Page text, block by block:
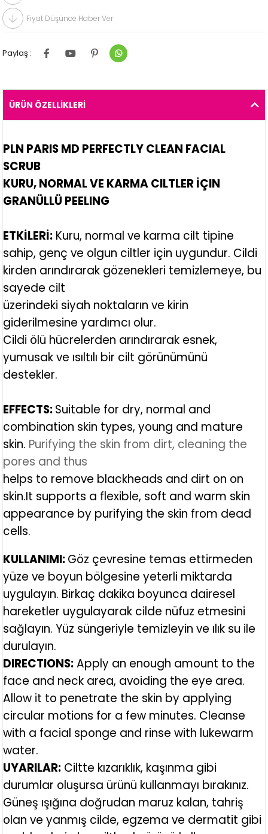
Fiyat Düşünce Haber Ver
Paylaş :
ÜRÜN ÖZELLIKLERI
PLN PARIS MD PERFECTLY CLEAN FACIAL
SCRUB
KURU, NORMAL VE KARMA CILTLER İÇIN
GRANÜLLÜ PEELING
ETKİLERİ: Kuru, normal ve karma cilt tipine
sahip, genç ve olgun ciltler için uygundur. Cildi
kirden arındırarak gözenekleri temizlemeye, bu
sayede cilt
üzerindeki siyah noktaların ve kirin
giderilmesine yardımcı olur.
Cildi ölü hücrelerden arındırarak esnek,
yumusak ve ısıltılı bir cilt görünümünü
destekler.
EFFECTS:Suitable for dry, normal and
combination skin types, young and mature
skin. Purifying the skin from dirt, cleaning the
pores and thus
helps to remove blackheads and dirt on on
skin.It supports a flexible, soft and warm skin
appearance by purifying the skin from dead
cells.
KULLANIMI:Göz çevresine temas ettirmeden
yüze ve boyun bölgesine yeterli miktarda
uygulayın. Birkaç dakika boyunca dairesel
hareketler uygulayarak cilde nüfuz etmesini
sağlayın. Yüz süngeriyle temizleyin ve ılık su ile
durulayın.
DIRECTIONS:Apply an enough amount to the
face and neck area, avoiding the eye area.
Allow it to penetrate the skin by applying
circular motions for a few minutes. Cleanse
with a facial sponge and rinse with lukewarm
water.
UYARILAR: Ciltte kızarıklık, kaşınma gibi
durumlar oluşursa ürünü kullanmayı bırakınız.
Güneş ışığına doğrudan maruz kalan, tahriş
olan ve yanmış cilde, egzema ve dermatit gibi